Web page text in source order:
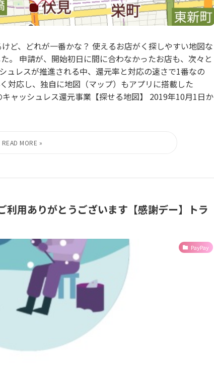
ど、どれが一番かな？ 使えるお店がく探しやすい地図な
。 申請が、開始初日に間に合わなかったお店も、次々と
ュレスが推進される中、還元率と対応の速さで1番なの
対応し、独自に地図（マップ）もアプリに搭載した
キャッシュレス還元事業【探せる地図】 2019年10月1日か
利用ありがとうございます【感謝デー】トラ
PayPay